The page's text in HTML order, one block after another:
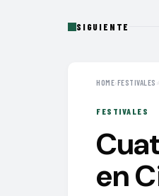
SIGUIENTE
HOME›FESTIVALES ›
FESTIVALES
en